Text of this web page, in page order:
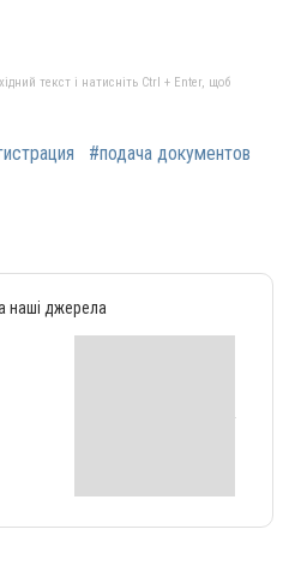
текст і натисніть Ctrl + Enter, щоб
#подача документов
наші джерела